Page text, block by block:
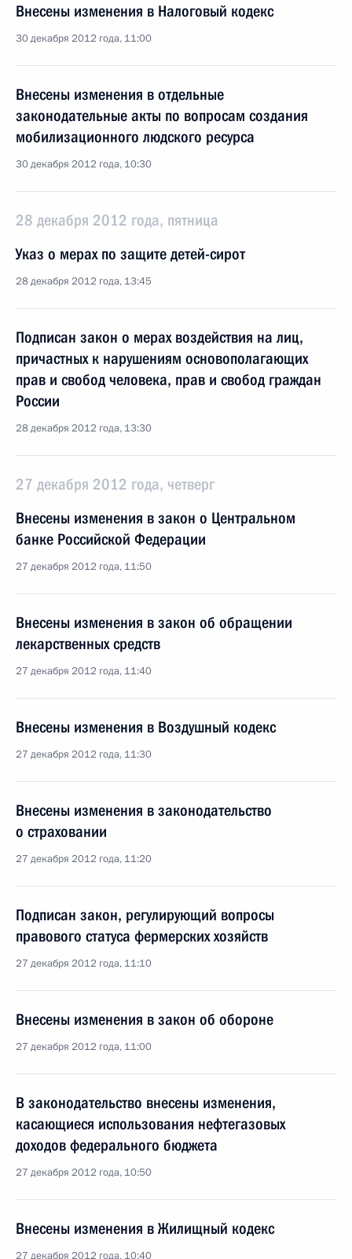
Внесены изменения в Налоговый кодекс
30 декабря 2012 года, 11:00
Внесены изменения в отдельные
законодательные акты по вопросам создания
мобилизационного людского ресурса
30 декабря 2012 года, 10:30
28 декабря 2012 года, пятница
Указ о мерах по защите детей-сирот
28 декабря 2012 года, 13:45
Подписан закон о мерах воздействия на лиц,
причастных к нарушениям основополагающих
прав и свобод человека, прав и свобод граждан
России
28 декабря 2012 года, 13:30
27 декабря 2012 года, четверг
Внесены изменения в закон о Центральном
банке Российской Федерации
27 декабря 2012 года, 11:50
Внесены изменения в закон об обращении
лекарственных средств
27 декабря 2012 года, 11:40
Внесены изменения в Воздушный кодекс
27 декабря 2012 года, 11:30
Внесены изменения в законодательство
о страховании
27 декабря 2012 года, 11:20
Подписан закон, регулирующий вопросы
правового статуса фермерских хозяйств
27 декабря 2012 года, 11:10
Внесены изменения в закон об обороне
27 декабря 2012 года, 11:00
В законодательство внесены изменения,
касающиеся использования нефтегазовых
доходов федерального бюджета
27 декабря 2012 года, 10:50
Внесены изменения в Жилищный кодекс
27 декабря 2012 года, 10:40